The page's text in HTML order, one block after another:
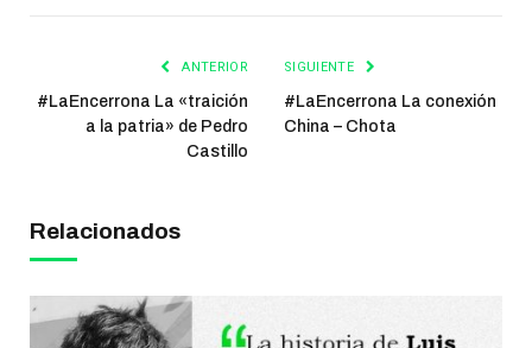
ANTERIOR
#LaEncerrona La «traición
a la patria» de Pedro
Castillo
SIGUIENTE
#LaEncerrona La conexión
China – Chota
Relacionados